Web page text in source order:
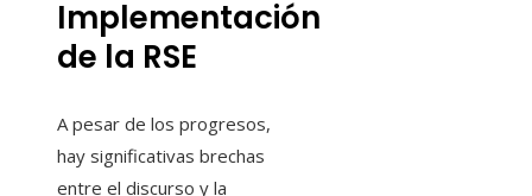
Implementación
de la RSE
A pesar de los progresos,
hay significativas brechas
entre el discurso y la